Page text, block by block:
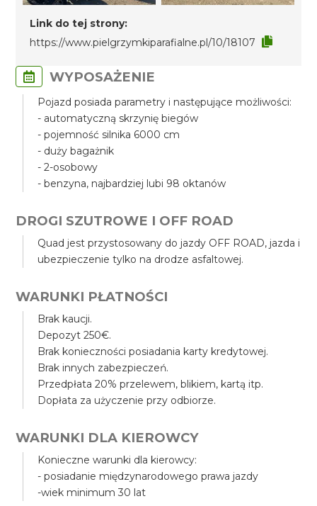
Link do tej strony:
https://www.pielgrzymkiparafialne.pl/10/18107
WYPOSAŻENIE
Pojazd posiada parametry i następujące możliwości:
- automatyczną skrzynię biegów
- pojemność silnika 6000 cm
- duży bagażnik
- 2-osobowy
- benzyna, najbardziej lubi 98 oktanów
DROGI SZUTROWE I OFF ROAD
Quad jest przystosowany do jazdy OFF ROAD, jazda i
ubezpieczenie tylko na drodze asfaltowej.
WARUNKI PŁATNOŚCI
Brak kaucji.
Depozyt 250€.
Brak konieczności posiadania karty kredytowej.
Brak innych zabezpieczeń.
Przedpłata 20% przelewem, blikiem, kartą itp.
Dopłata za użyczenie przy odbiorze.
WARUNKI DLA KIEROWCY
Konieczne warunki dla kierowcy:
- posiadanie międzynarodowego prawa jazdy
-wiek minimum 30 lat